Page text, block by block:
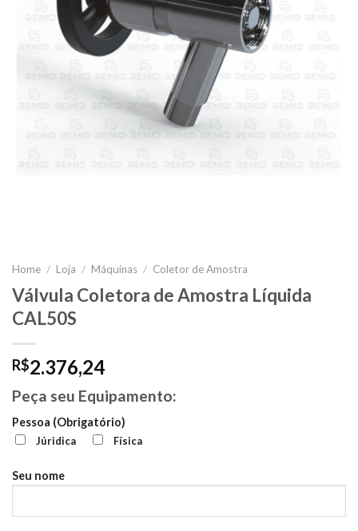
Home / Loja / Máquinas / Coletor de Amostra
Válvula Coletora de Amostra Líquida
CAL50S
R$2.376,24
Peça seu Equipamento:
Pessoa (Obrigatório)
Júridica Física
Seu nome